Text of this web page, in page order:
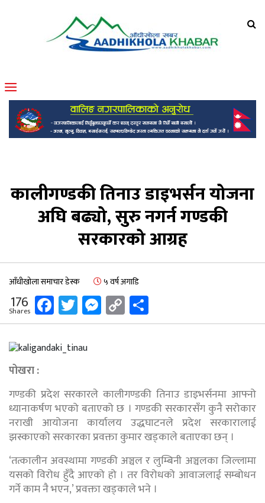
कालीगण्डकी तिनाउ डाइभर्सन योजना
अघि बढ्यो, सुरु नगर्न गण्डकी
सरकारको आग्रह
आँधीखोला समाचार डेस्क ५ वर्ष अगाडि
176
Shares Facebook
Twitter
Messenger
Copy
Link
पोखरा :
गण्डकी प्रदेश सरकारले कालीगण्डकी तिनाउ डाइभर्सनमा आफ्नो
ध्यानाकर्षण भएको बताएको छ । गण्डकी सरकारसँग कुनै सरोकार
नराखी आयोजना कार्यालय उद्धघाटनले प्रदेश सरकारालाई
झस्काएको सरकारका प्रवक्ता कुमार खड्काले बताएका छन् ।
‘तत्कालीन अवस्थामा गण्डकी अञ्चल र लुम्बिनी अञ्चलका जिल्लामा
यसको विरोध हुँदै आएको हो । तर विरोधको आवाजलाई सम्बोधन
गर्ने काम नै भएन,’ प्रवक्ता खड्काले भने ।